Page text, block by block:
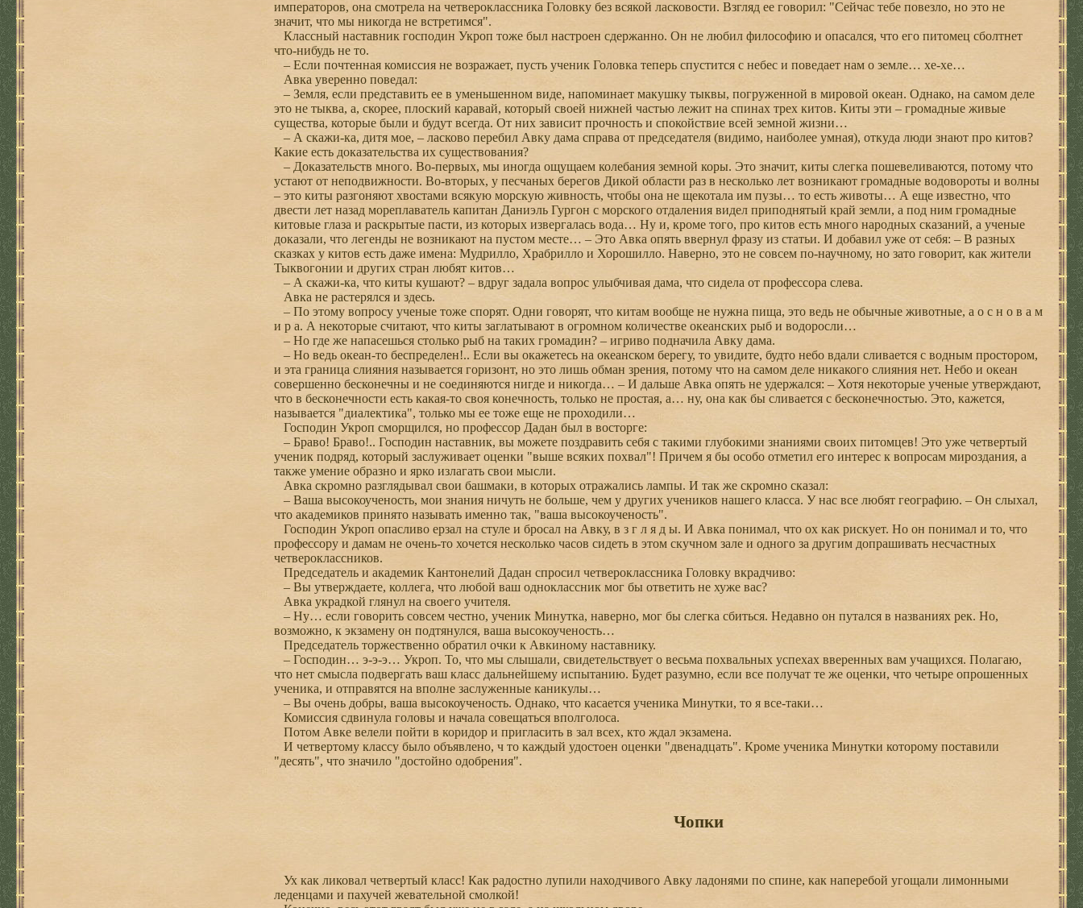
императоров, она смотрела на четвероклассника Головку без всякой ласковости. Взгляд ее говорил: "Сейчас тебе повезло, но это не
значит, что мы никогда не встретимся".
Классный наставник господин Укроп тоже был настроен сдержанно. Он не любил философию и опасался, что его питомец сболтнет
что-нибудь не то.
– Если почтенная комиссия не возражает, пусть ученик Головка теперь спустится с небес и поведает нам о земле… хе-хе…
Авка уверенно поведал:
– Земля, если представить ее в уменьшенном виде, напоминает макушку тыквы, погруженной в мировой океан. Однако, на самом деле
это не тыква, а, скорее, плоский каравай, который своей нижней частью лежит на спинах трех китов. Киты эти – громадные живые
существа, которые были и будут всегда. От них зависит прочность и спокойствие всей земной жизни…
– А скажи-ка, дитя мое, – ласково перебил Авку дама справа от председателя (видимо, наиболее умная), откуда люди знают про китов?
Какие есть доказательства их существования?
– Доказательств много. Во-первых, мы иногда ощущаем колебания земной коры. Это значит, киты слегка пошевеливаются, потому что
устают от неподвижности. Во-вторых, у песчаных берегов Дикой области раз в несколько лет возникают громадные водовороты и волны
– это киты разгоняют хвостами всякую морскую живность, чтобы она не щекотала им пузы… то есть животы… А еще известно, что
двести лет назад мореплаватель капитан Даниэль Гургон с морского отдаления видел приподнятый край земли, а под ним громадные
китовые глаза и раскрытые пасти, из которых извергалась вода… Ну и, кроме того, про китов есть много народных сказаний, а ученые
доказали, что легенды не возникают на пустом месте… – Это Авка опять ввернул фразу из статьи. И добавил уже от себя: – В разных
сказках у китов есть даже имена: Мудрилло, Храбрилло и Хорошилло. Наверно, это не совсем по-научному, но зато говорит, как жители
Тыквогонии и других стран любят китов…
– А скажи-ка, что киты кушают? – вдруг задала вопрос улыбчивая дама, что сидела от профессора слева.
Авка не растерялся и здесь.
– По этому вопросу ученые тоже спорят. Одни говорят, что китам вообще не нужна пища, это ведь не обычные животные, а о с н о в а м
и р а. А некоторые считают, что киты заглатывают в огромном количестве океанских рыб и водоросли…
– Но где же напасешься столько рыб на таких громадин? – игриво подначила Авку дама.
– Но ведь океан-то беспределен!.. Если вы окажетесь на океанском берегу, то увидите, будто небо вдали сливается с водным простором,
и эта граница слияния называется горизонт, но это лишь обман зрения, потому что на самом деле никакого слияния нет. Небо и океан
совершенно бесконечны и не соединяются нигде и никогда… – И дальше Авка опять не удержался: – Хотя некоторые ученые утверждают,
что в бесконечности есть какая-то своя конечность, только не простая, а… ну, она как бы сливается с бесконечностью. Это, кажется,
называется "диалектика", только мы ее тоже еще не проходили…
Господин Укроп сморщился, но профессор Дадан был в восторге:
– Браво! Браво!.. Господин наставник, вы можете поздравить себя с такими глубокими знаниями своих питомцев! Это уже четвертый
ученик подряд, который заслуживает оценки "выше всяких похвал"! Причем я бы особо отметил его интерес к вопросам мироздания, а
также умение образно и ярко излагать свои мысли.
Авка скромно разглядывал свои башмаки, в которых отражались лампы. И так же скромно сказал:
– Ваша высокоученость, мои знания ничуть не больше, чем у других учеников нашего класса. У нас все любят географию. – Он слыхал,
что академиков принято называть именно так, "ваша высокоученость".
Господин Укроп опасливо ерзал на стуле и бросал на Авку, в з г л я д ы. И Авка понимал, что ох как рискует. Но он понимал и то, что
профессору и дамам не очень-то хочется несколько часов сидеть в этом скучном зале и одного за другим допрашивать несчастных
четвероклассников.
Председатель и академик Кантонелий Дадан спросил четвероклассника Головку вкрадчиво:
– Вы утверждаете, коллега, что любой ваш одноклассник мог бы ответить не хуже вас?
Авка украдкой глянул на своего учителя.
– Ну… если говорить совсем честно, ученик Минутка, наверно, мог бы слегка сбиться. Недавно он путался в названиях рек. Но,
возможно, к экзамену он подтянулся, ваша высокоученость…
Председатель торжественно обратил очки к Авкиному наставнику.
– Господин… э-э-э… Укроп. То, что мы слышали, свидетельствует о весьма похвальных успехах вверенных вам учащихся. Полагаю,
что нет смысла подвергать ваш класс дальнейшему испытанию. Будет разумно, если все получат те же оценки, что четыре опрошенных
ученика, и отправятся на вполне заслуженные каникулы…
– Вы очень добры, ваша высокоученость. Однако, что касается ученика Минутки, то я все-таки…
Комиссия сдвинула головы и начала совещаться вполголоса.
Потом Авке велели пойти в коридор и пригласить в зал всех, кто ждал экзамена.
И четвертому классу было объявлено, ч то каждый удостоен оценки "двенадцать". Кроме ученика Минутки которому поставили
"десять", что значило "достойно одобрения".
Чопки
Ух как ликовал четвертый класс! Как радостно лупили находчивого Авку ладонями по спине, как наперебой угощали лимонными
леденцами и пахучей жевательной смолкой!